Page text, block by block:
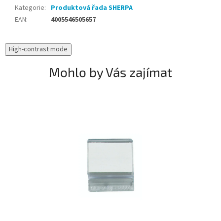
Kategorie: Produktová řada SHERPA
EAN: 4005546505657
High-contrast mode
Mohlo by Vás zajímat